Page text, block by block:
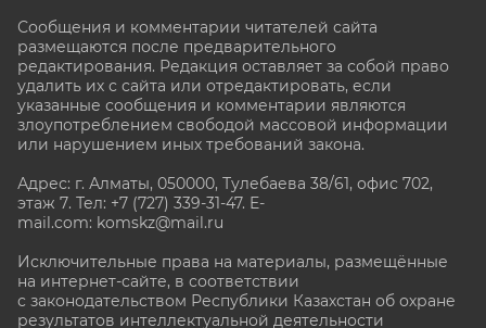
Сообщения и комментарии читателей сайта
размещаются после предварительного
редактирования. Редакция оставляет за собой право
удалить их с сайта или отредактировать, если
указанные сообщения и комментарии являются
злоупотреблением свободой массовой информации
или нарушением иных требований закона.
Адрес: г. Алматы, 050000, Тулебаева 38/61, офис 702,
этаж 7. Тел: +7 (727) 339-31-47. E-
mail.com: komskz@mail.ru
Исключительные права на материалы, размещённые
на интернет-сайте, в соответствии
с законодательством Республики Казахстан об охране
результатов интеллектуальной деятельности